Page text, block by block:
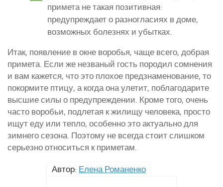
примета не такая позитивная:
предупреждает о разногласиях в доме,
возможных болезнях и убытках.
Итак, появление в окне воробья, чаще всего, добрая
примета. Если же незваный гость породил сомнения
и вам кажется, что это плохое предзнаменование, то
покормите птицу, а когда она улетит, поблагодарите
высшие силы о предупреждении. Кроме того, очень
часто воробьи, подлетая к жилищу человека, просто
ищут еду или тепло, особенно это актуально для
зимнего сезона. Поэтому не всегда стоит слишком
серьезно относиться к приметам.
Автор: Елена Романенко